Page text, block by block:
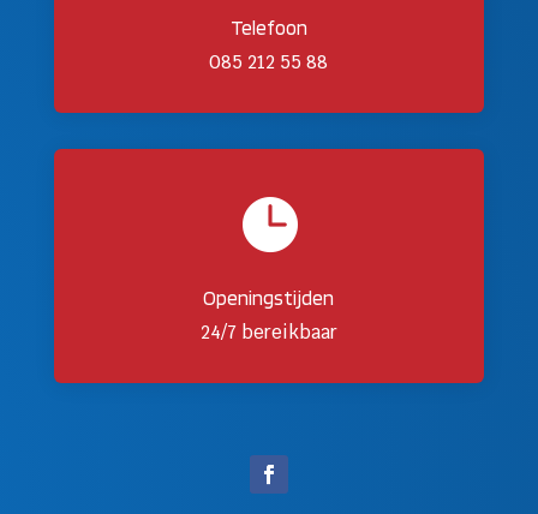
Telefoon
085 212 55 88

Openingstijden
24/7 bereikbaar